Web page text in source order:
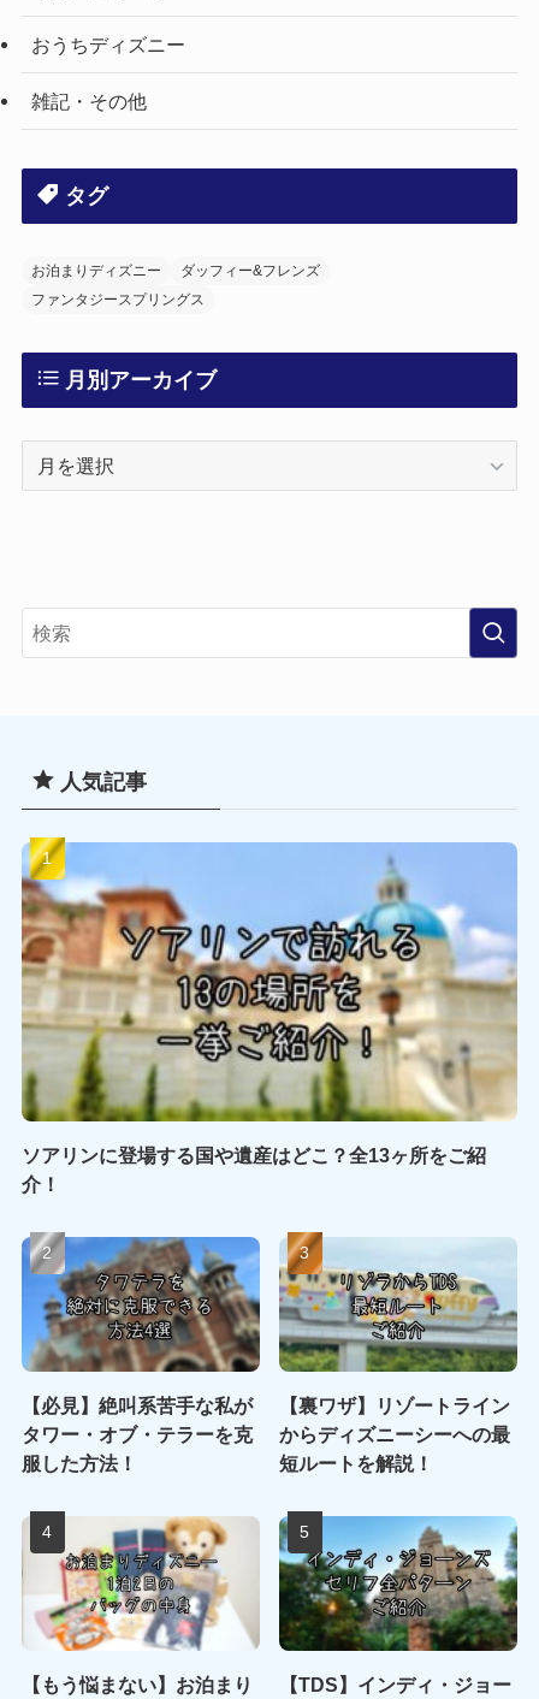
おうちディズニー
雑記・その他
タグ
お泊まりディズニー
ダッフィー&フレンズ
ファンタジースプリングス
月別アーカイブ
カ
イ
ブ
人気記事
ソアリンに登場する国や遺産はどこ？全13ヶ所をご紹
介！
【必見】絶叫系苦手な私が
タワー・オブ・テラーを克
服した方法！
【裏ワザ】リゾートライン
からディズニーシーへの最
短ルートを解説！
【もう悩まない】お泊まり 【TDS】インディ・ジョー